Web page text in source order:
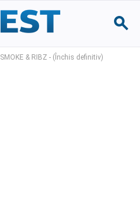
SMOKE & RIBZ - (Închis definitiv)